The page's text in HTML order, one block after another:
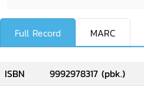
Full Record MARC
ISBN
9992978317 (pbk.)